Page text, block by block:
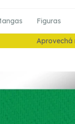
Figuras